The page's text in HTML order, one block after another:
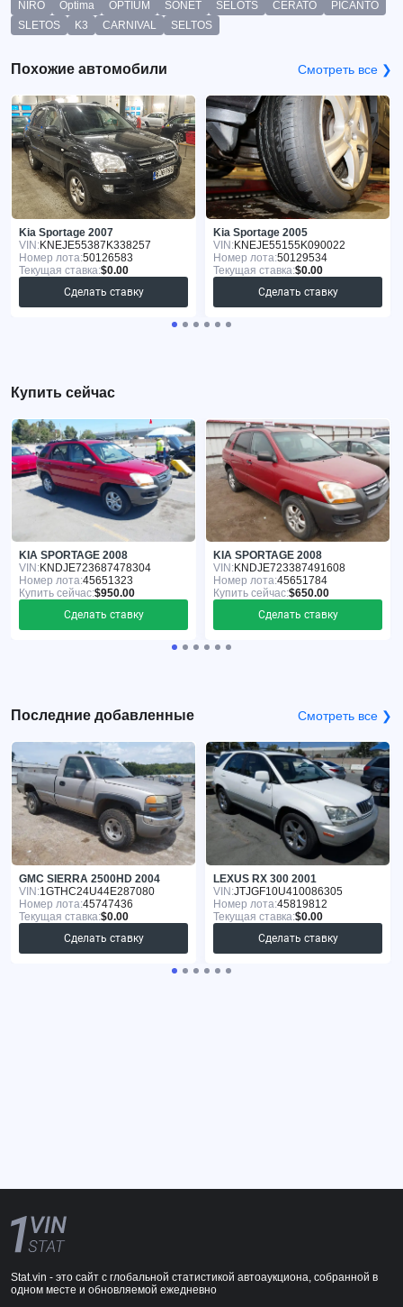
NIRO
Optima OPTIUM SONET SELOTS CERATO
PICANTO
SLETOS
K3 CARNIVAL SELTOS
Похожие автомобили Смотреть все ❯
Kia Sportage 2007
VIN:KNEJE55387K338257
Номер лота:50126583
Текущая ставка:$0.00
Сделать ставку
Kia Sportage 2005
VIN:KNEJE55155K090022
Номер лота:50129534
Текущая ставка:$0.00
Сделать ставку
Купить сейчас
KIA SPORTAGE 2008
VIN:KNDJE723687478304
Номер лота:45651323
Купить сейчас:$950.00
Сделать ставку
KIA SPORTAGE 2008
VIN:KNDJE723387491608
Номер лота:45651784
Купить сейчас:$650.00
Сделать ставку
Последние добавленные Смотреть все ❯
GMC SIERRA 2500HD 2004
VIN:1GTHC24U44E287080
Номер лота:45747436
Текущая ставка:$0.00
Сделать ставку
LEXUS RX 300 2001
VIN:JTJGF10U410086305
Номер лота:45819812
Текущая ставка:$0.00
Сделать ставку
Stat.vin - это сайт с глобальной статистикой автоаукциона, собранной в
одном месте и обновляемой ежедневно